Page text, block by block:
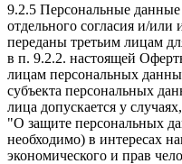
9.2.5 Персональные
отдельного согласия и/
переданы третьим лицам
в п. 9.2.2. настоящей
лицам персональных
субъекта персональных
лица допускается у
"О защите персональных
необходимо) в интересах
экономического и прав